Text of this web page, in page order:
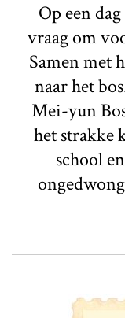
Op een
vraag om
Samen met
naar het
Mei-yun
het strakke
school